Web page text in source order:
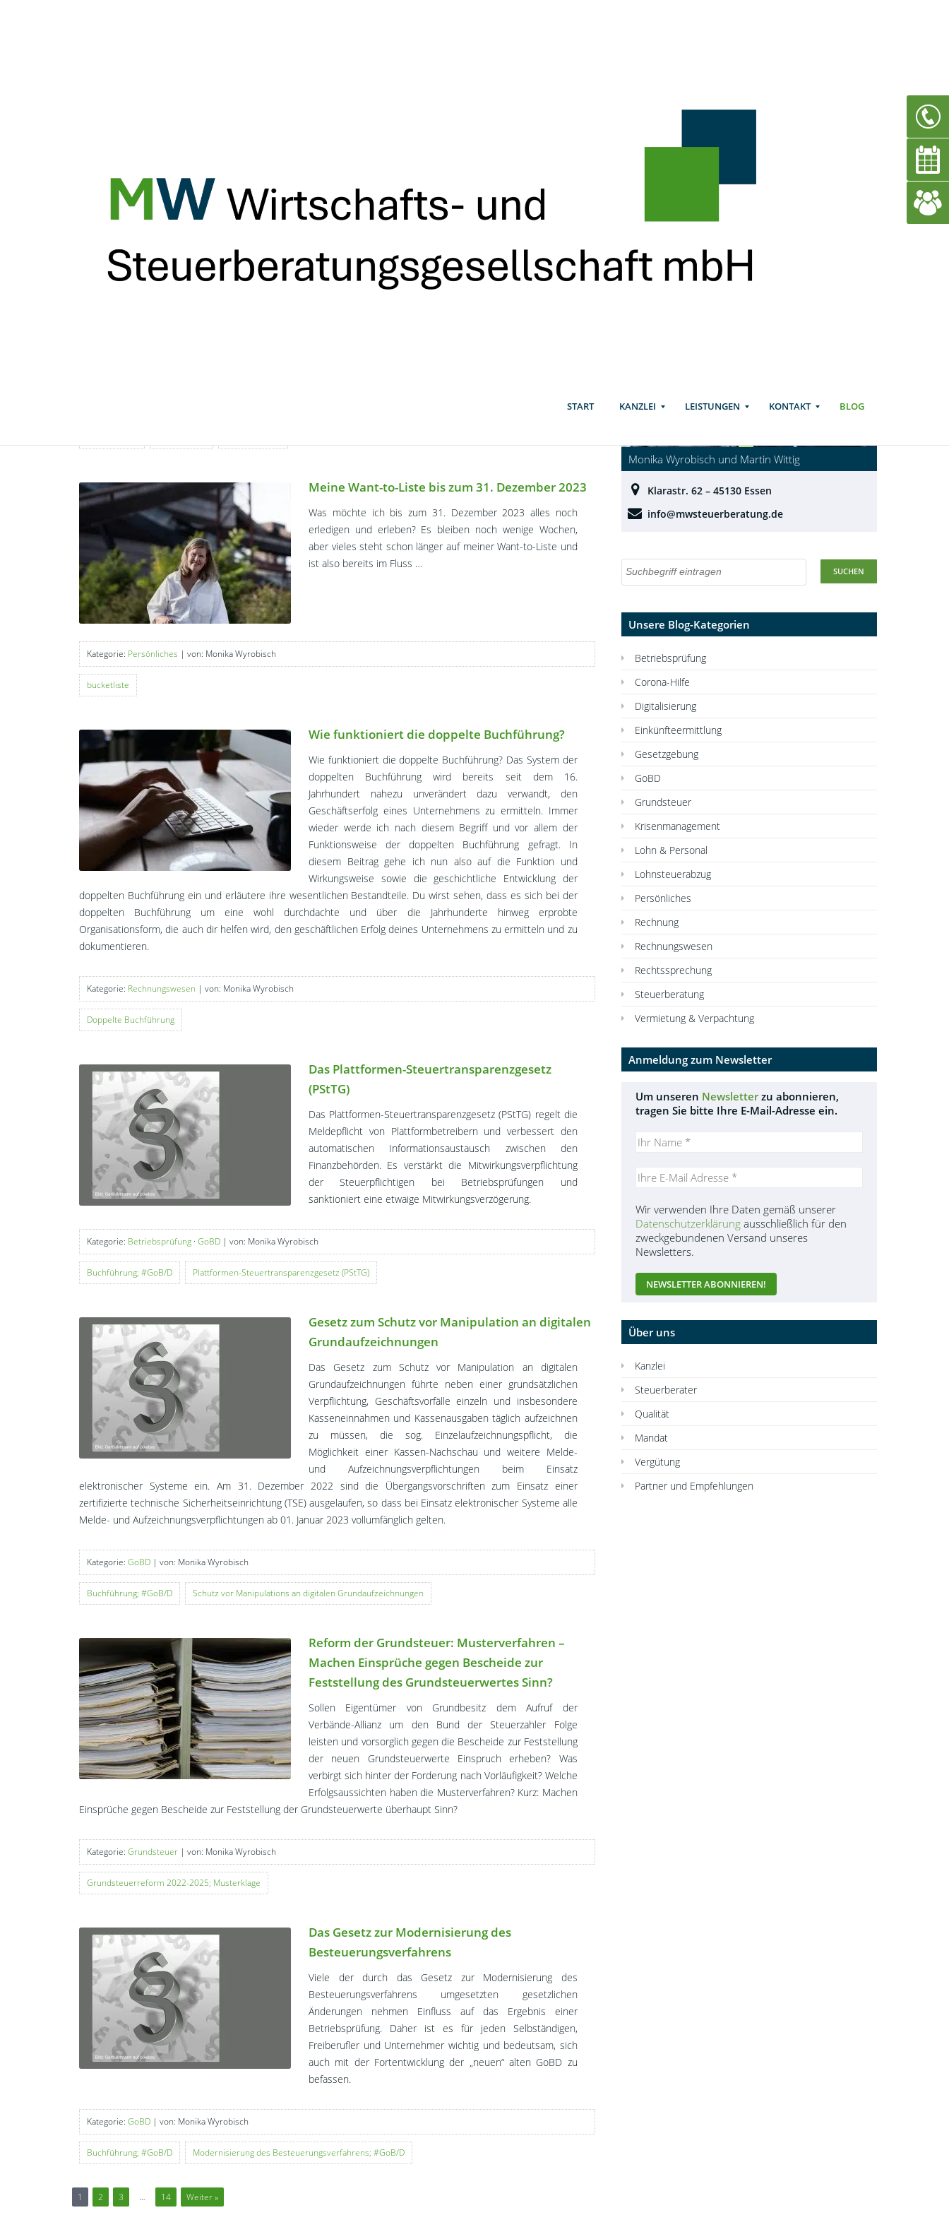
START KANZLEI LEISTUNGEN KONTAKT BLOG
Aktuelles aus unserem Steuerblog
Meine Want-to-Liste bis zum 31. Dezember 2023
Was möchte ich bis zum 31. Dezember 2023 alles noch
erledigen und erleben? Es bleiben noch wenige Wochen,
aber vieles steht schon länger auf meiner Want-to-Liste und
ist also bereits im Fluss …
Kategorie: Persönliches | von: Monika Wyrobisch
bucketliste
Wie funktioniert die doppelte Buchführung?
Wie funktioniert die doppelte Buchführung? Das System der
doppelten Buchführung wird bereits seit dem 16.
Jahrhundert nahezu unverändert dazu verwandt, den
Geschäftserfolg eines Unternehmens zu ermitteln. Immer
wieder werde ich nach diesem Begriff und vor allem der
Funktionsweise der doppelten Buchführung gefragt. In
diesem Beitrag gehe ich nun also auf die Funktion und
Wirkungsweise sowie die geschichtliche Entwicklung der
doppelten Buchführung ein und erläutere ihre wesentlichen Bestandteile. Du wirst sehen, dass es sich bei der
doppelten Buchführung um eine wohl durchdachte und über die Jahrhunderte hinweg erprobte
Organisationsform, die auch dir helfen wird, den geschäftlichen Erfolg deines Unternehmens zu ermitteln und zu
dokumentieren.
Kategorie: Rechnungswesen | von: Monika Wyrobisch
Doppelte Buchführung
Das Plattformen-Steuertransparenzgesetz
(PStTG)
Das Plattformen-Steuertransparenzgesetz (PStTG) regelt die
Meldepflicht von Plattformbetreibern und verbessert den
automatischen Informationsaustausch zwischen den
Finanzbehörden. Es verstärkt die Mitwirkungsverpflichtung
der Steuerpflichtigen bei Betriebsprüfungen und
sanktioniert eine etwaige Mitwirkungsverzögerung.
Kategorie: Betriebsprüfung · GoBD | von: Monika Wyrobisch
Buchführung; #GoB/D Plattformen-Steuertransparenzgesetz (PStTG)
Gesetz zum Schutz vor Manipulation an digitalen
Grundaufzeichnungen
Das Gesetz zum Schutz vor Manipulation an digitalen
Grundaufzeichnungen führte neben einer grundsätzlichen
Verpflichtung, Geschäftsvorfälle einzeln und insbesondere
Kasseneinnahmen und Kassenausgaben täglich aufzeichnen
zu müssen, die sog. Einzelaufzeichnungspflicht, die
Möglichkeit einer Kassen-Nachschau und weitere Melde-
und Aufzeichnungsverpflichtungen beim Einsatz
elektronischer Systeme ein. Am 31. Dezember 2022 sind die Übergangsvorschriften zum Einsatz einer
zertifizierte technische Sicherheitseinrichtung (TSE) ausgelaufen, so dass bei Einsatz elektronischer Systeme alle
Melde- und Aufzeichnungsverpflichtungen ab 01. Januar 2023 vollumfänglich gelten.
Kategorie: GoBD | von: Monika Wyrobisch
Buchführung; #GoB/D Schutz vor Manipulations an digitalen Grundaufzeichnungen
Reform der Grundsteuer: Musterverfahren –
Machen Einsprüche gegen Bescheide zur
Feststellung des Grundsteuerwertes Sinn?
Sollen Eigentümer von Grundbesitz dem Aufruf der
Verbände-Allianz um den Bund der Steuerzahler Folge
leisten und vorsorglich gegen die Bescheide zur Feststellung
der neuen Grundsteuerwerte Einspruch erheben? Was
verbirgt sich hinter der Forderung nach Vorläufigkeit? Welche
Erfolgsaussichten haben die Musterverfahren? Kurz: Machen
Einsprüche gegen Bescheide zur Feststellung der Grundsteuerwerte überhaupt Sinn?
Kategorie: Grundsteuer | von: Monika Wyrobisch
Grundsteuerreform 2022-2025; Musterklage
Das Gesetz zur Modernisierung des
Besteuerungsverfahrens
Viele der durch das Gesetz zur Modernisierung des
Besteuerungsverfahrens umgesetzten gesetzlichen
Änderungen nehmen Einfluss auf das Ergebnis einer
Betriebsprüfung. Daher ist es für jeden Selbständigen,
Freiberufler und Unternehmer wichtig und bedeutsam, sich
auch mit der Fortentwicklung der „neuen“ alten GoBD zu
befassen.
Kategorie: GoBD | von: Monika Wyrobisch
Buchführung; #GoB/D Modernisierung des Besteuerungsverfahrens; #GoB/D
1 2 3 … 14 Weiter »
Monika Wyrobisch und Martin Wittig
Klarastr. 62 – 45130 Essen
info@mwsteuerberatung.de
Unsere Blog-Kategorien
Betriebsprüfung
Corona-Hilfe
Digitalisierung
Einkünfteermittlung
Gesetzgebung
GoBD
Grundsteuer
Krisenmanagement
Lohn & Personal
Lohnsteuerabzug
Persönliches
Rechnung
Rechnungswesen
Rechtssprechung
Steuerberatung
Vermietung & Verpachtung
Anmeldung zum Newsletter
Um unseren Newsletterzu abonnieren,
tragen Sie bitte Ihre E-Mail-Adresse ein.
Wir verwenden Ihre Daten gemäß unserer
Datenschutzerklärung ausschließlich für den
zweckgebundenen Versand unseres
Newsletters.
Über uns
Kanzlei
Steuerberater
Qualität
Mandat
Vergütung
Partner und Empfehlungen